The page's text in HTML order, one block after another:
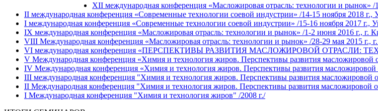
ХII международная конференция «Масложировая отрасль: технологии и рынок» /
IІ международная конференция «Современные технологии соевой индустрии» /14-15 ноября 2018 г.,
I международная конференция «Современные технологии соевой индустрии» /15-16 ноября 2017 г.,
IХ международная конференция «Масложировая отрасль: технологии и рынок» /1-2 июня 2016 г., г.
VIII Международная конференция «Масложировая отрасль: технологии и рынок» /28-29 мая 2015 г.,
VI международная конференция «ПЕРСПЕКТИВЫ РАЗВИТИЯ МАСЛОЖИРОВОЙ ОТРАСЛИ:
V Международная конференция «Химия и технология жиров. Перспективы развития масложировой
IV Международная конференция «Химия и технология жиров. Перспективы развития масложировой
III международная конференция "Химия и технология жиров. Перспективы развития масложировой
II Международная конференция "Химия и технология жиров. Перспективы развития масложировой
I Международная конференция "Химия и технология жиров" /2008 г./